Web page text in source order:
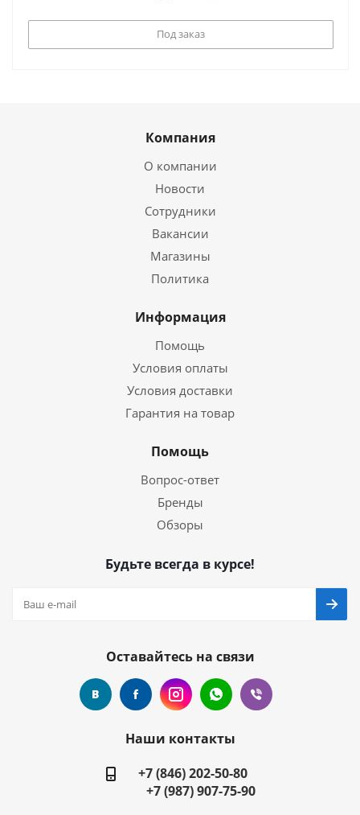
Под заказ
Компания
О компании
Новости
Сотрудники
Вакансии
Магазины
Политика
Информация
Помощь
Условия оплаты
Условия доставки
Гарантия на товар
Помощь
Вопрос-ответ
Бренды
Обзоры
Будьте всегда в курсе!
Оставайтесь на связи
Наши контакты
+7 (846) 202-50-80
+7 (987) 907-75-90